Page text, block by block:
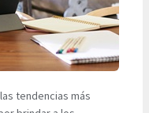
tendencias más